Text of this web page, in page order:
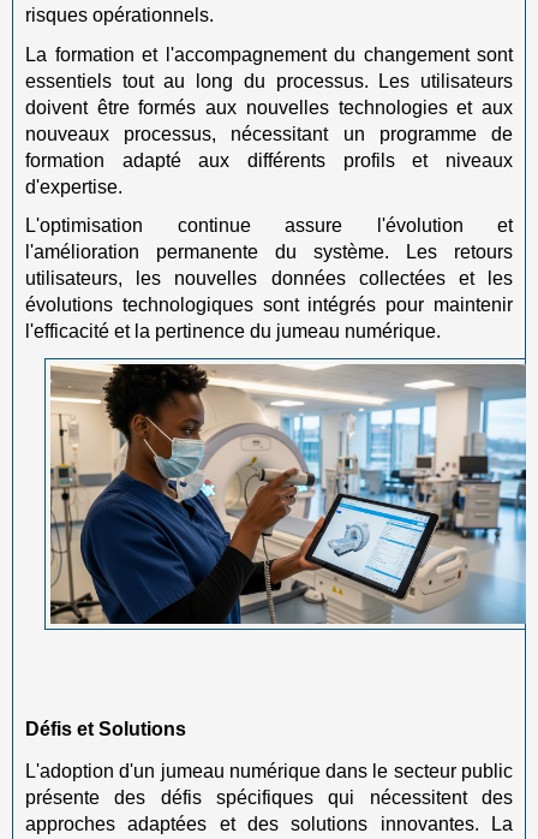
risques opérationnels.
La formation et l'accompagnement du changement sont
essentiels tout au long du processus. Les utilisateurs
doivent être formés aux nouvelles technologies et aux
nouveaux processus, nécessitant un programme de
formation adapté aux différents profils et niveaux
d'expertise.
L'optimisation continue assure l'évolution et
l'amélioration permanente du système. Les retours
utilisateurs, les nouvelles données collectées et les
évolutions technologiques sont intégrés pour maintenir
l'efficacité et la pertinence du jumeau numérique.
Défis et Solutions
L'adoption d'un jumeau numérique dans le secteur public
présente des défis spécifiques qui nécessitent des
approches adaptées et des solutions innovantes. La